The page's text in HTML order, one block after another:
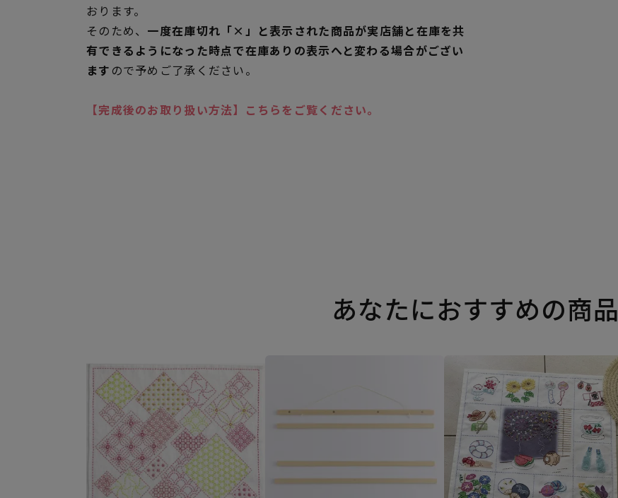
おります。
そのため、 一度在庫切れ「×」と表示された商品が実店舗と在庫を共
有できるようになった時点で在庫ありの表示へと変わる場合がござい
ます ので予めご了承ください。
【完成後のお取り扱い方法】こちらをご覧ください。
あなたにおすすめの商品